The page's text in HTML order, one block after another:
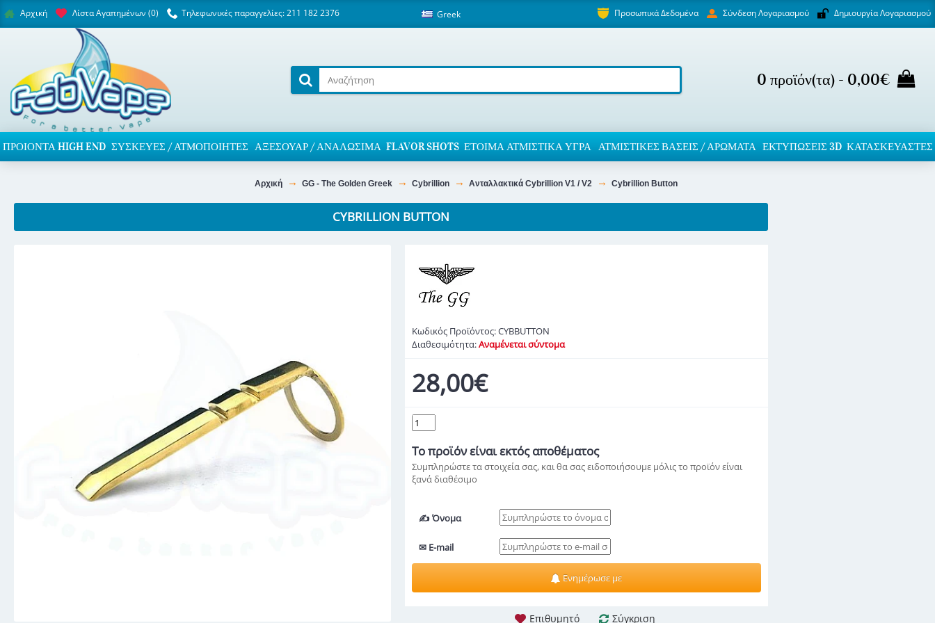
Αρχική Λίστα Αγαπημένων (0) Τηλεφωνικές παραγγελίες: 211 182 2376 Greek Προσωπικά Δεδομένα Σύνδεση Λογαριασμού Δημιουργία Λογαριασμού
0 προϊόν(τα) - 0,00€
ΠΡΟΙΌΝΤΑ HIGH END ΣΥΣΚΕΥΈΣ / ΑΤΜΟΠΟΙΗΤΈΣ ΑΞΕΣΟΥΆΡ / ΑΝΑΛΏΣΙΜΑ FLAVOR SHOTS ΈΤΟΙΜΑ ΑΤΜΙΣΤΙΚΆ ΥΓΡΆ ΑΤΜΙΣΤΙΚΈΣ ΒΆΣΕΙΣ / ΑΡΏΜΑΤΑ ΕΚΤΥΠΏΣΕΙΣ 3D ΚΑΤΑΣΚΕΥΑΣΤΕΣ
Αρχική GG - The Golden Greek Cybrillion Ανταλλακτικά Cybrillion V1 / V2 Cybrillion Button
CYBRILLION BUTTON
Κωδικός Προϊόντος:CYBBUTTON
Διαθεσιμότητα:Αναμένεται σύντομα
28,00€
Το προϊόνείναι εκτός αποθέματος
Συμπληρώστε τα στοιχεία σας, και θα σας ειδοποιήσουμε μόλις το προϊόν είναι
ξανά διαθέσιμο
✍ Όνομα
✉ E-mail
Ενημέρωσε με
Επιθυμητό Σύγκριση